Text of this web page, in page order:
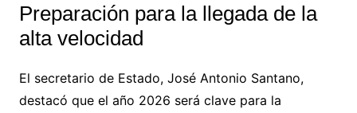
Preparación para la llegada de la
alta velocidad
El secretario de Estado, José Antonio Santano,
destacó que el año 2026 será clave para la